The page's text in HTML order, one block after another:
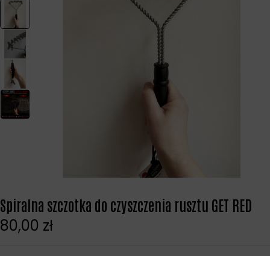
Spiralna szczotka do czyszczenia rusztu GET RED
80,00 zł